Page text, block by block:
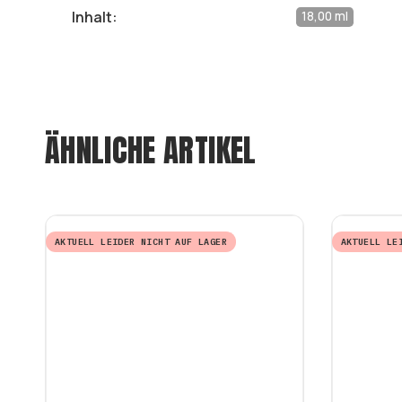
Inhalt: 18,00 ml
ÄHNLICHE ARTIKEL
AKTUELL LEIDER NICHT AUF LAGER AKTUELL